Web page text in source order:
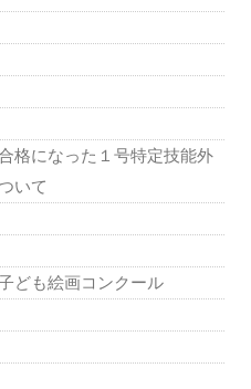
格になった１号特定技能外
いて
ども絵画コンクール